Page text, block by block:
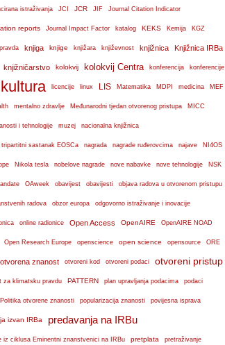
istraživanja JCI JCR JIF Journal Citation Indicator
reports Journal Impact Factor katalog KEKS Kemija KGZ
knjiga knjige knjižara književnost knjižnica Knjižnica IRBa
knjižničarstvo kolokvij kolokvij Centra konferencija konferencije
kultura licencije linux LIS Matematika MDPI medicina MEF
mentalno zdravlje Međunarodni tjedan otvorenog pristupa MICC
i tehnologije muzej nacionalna knjižnica
tripartitni sastanak EOSCa nagrada nagrade ruđerovcima najave NI4OS
Nikola tesla nobelove nagrade nove nabavke nove tehnologije NSK
OAweek obavijest obavijesti objava radova u otvorenom pristupu
radova obzor europa odgovorno istraživanje i inovacije
online radionice Open Access OpenAIRE OpenAIRE NOAD
Open Research Europe openscience open science opensource ORE
otvorena znanost otvoreni kod otvoreni podaci otvoreni pristup
za klimatsku pravdu PATTERN plan upravljanja podacima podaci
Politika otvorene znanosti popularizacija znanosti povijesna isprava
izvan IRBa predavanja na IRBu
iz ciklusa Eminentni znanstvenici na IRBu pretplata pretraživanje